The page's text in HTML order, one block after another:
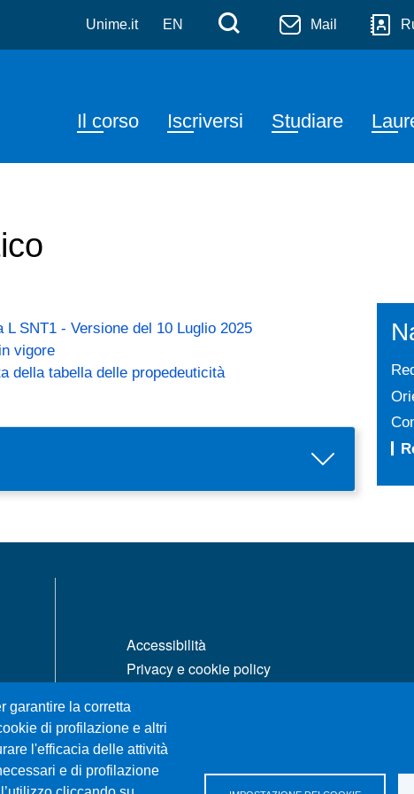
Salta al contenuto principale
(Abilitante alla
Unime.it EN Menù di
Cerca Mail
Navigazione principale
Il corso Iscriversi Studiare
SNT1 - Versione del 10 Luglio 2025
vigore
della tabella delle propedeuticità
garantire la corretta
di profilazione e altri
l'efficacia delle attività
e di profilazione
Accessibilità
Privacy e cookie policy